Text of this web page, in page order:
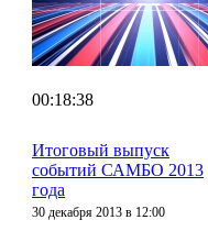
00:18:38
Итоговый выпуск
событий САМБО 2013
года
30 декабря 2013 в 12:00